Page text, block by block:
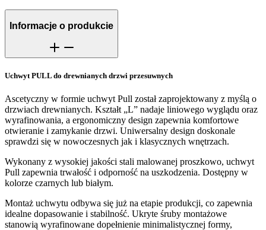
Informacje o produkcie
Uchwyt PULL do drewnianych drzwi przesuwnych
Ascetyczny w formie uchwyt Pull został zaprojektowany z myślą o
drzwiach drewnianych. Kształt „L” nadaje liniowego wyglądu oraz
wyrafinowania, a ergonomiczny design zapewnia komfortowe
otwieranie i zamykanie drzwi. Uniwersalny design doskonale
sprawdzi się w nowoczesnych jak i klasycznych wnętrzach.
Wykonany z wysokiej jakości stali malowanej proszkowo, uchwyt
Pull zapewnia trwałość i odporność na uszkodzenia. Dostępny w
kolorze czarnych lub białym.
Montaż uchwytu odbywa się już na etapie produkcji, co zapewnia
idealne dopasowanie i stabilność. Ukryte śruby montażowe
stanowią wyrafinowane dopełnienie minimalistycznej formy,